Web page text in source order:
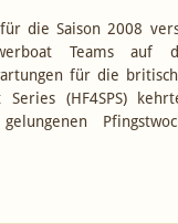
die Saison 2008
Teams auf
für die
Series (HF4SPS)